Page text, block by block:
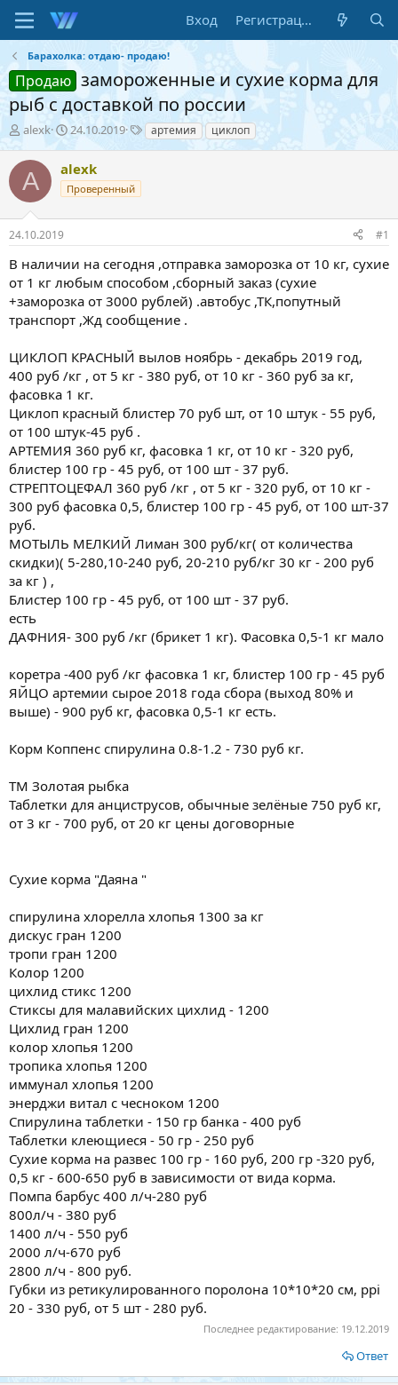
Вход Регистрация
Барахолка: отдаю- продаю!
Продаю замороженные и сухие корма для
рыб с доставкой по россии
А
т
о
р
е
м
alexk
Д
т
а
н
ч
а
24.10.2019
Т
е
артемия циклоп
A alexk
Проверенный
24.10.2019 #1
В наличии на сегодня ,отправка заморозка от 10 кг, сухие
от 1 кг любым способом ,сборный заказ (сухие
+заморозка от 3000 рублей) .автобус ,ТК,попутный
транспорт ,Жд сообщение .
ЦИКЛОП КРАСНЫЙ вылов ноябрь - декабрь 2019 год,
400 руб /кг , от 5 кг - 380 руб, от 10 кг - 360 руб за кг,
фасовка 1 кг.
Циклоп красный блистер 70 руб шт, от 10 штук - 55 руб,
от 100 штук-45 руб .
АРТЕМИЯ 360 руб кг, фасовка 1 кг, от 10 кг - 320 руб,
блистер 100 гр - 45 руб, от 100 шт - 37 руб.
СТРЕПТОЦЕФАЛ 360 руб /кг , от 5 кг - 320 руб, от 10 кг -
300 руб фасовка 0,5, блистер 100 гр - 45 руб, от 100 шт-37
руб.
МОТЫЛЬ МЕЛКИЙ Лиман 300 руб/кг( от количества
скидки)( 5-280,10-240 руб, 20-210 руб/кг 30 кг - 200 руб
за кг ) ,
Блистер 100 гр - 45 руб, от 100 шт - 37 руб.
есть
ДАФНИЯ- 300 руб /кг (брикет 1 кг). Фасовка 0,5-1 кг мало
коретра -400 руб /кг фасовка 1 кг, блистер 100 гр - 45 руб
ЯЙЦО артемии сырое 2018 года сбора (выход 80% и
выше) - 900 руб кг, фасовка 0,5-1 кг есть.
Корм Коппенс спирулина 0.8-1.2 - 730 руб кг.
ТМ Золотая рыбка
Таблетки для анциструсов, обычные зелёные 750 руб кг,
от 3 кг - 700 руб, от 20 кг цены договорные
Сухие корма "Даяна "
спирулина хлорелла хлопья 1300 за кг
дискус гран 1200
тропи гран 1200
Колор 1200
цихлид стикс 1200
Стиксы для малавийских цихлид - 1200
Цихлид гран 1200
колор хлопья 1200
тропика хлопья 1200
иммунал хлопья 1200
энерджи витал с чесноком 1200
Спирулина таблетки - 150 гр банка - 400 руб
Таблетки клеющиеся - 50 гр - 250 руб
Сухие корма на развес 100 гр - 160 руб, 200 гр -320 руб,
0,5 кг - 600-650 руб в зависимости от вида корма.
Помпа барбус 400 л/ч-280 руб
800л/ч - 380 руб
1400 л/ч - 550 руб
2000 л/ч-670 руб
2800 л/ч - 800 руб.
Губки из ретикулированного поролона 10*10*20 см, ppi
20 - 330 руб, от 5 шт - 280 руб.
Последнее редактирование: 19.12.2019
Ответ